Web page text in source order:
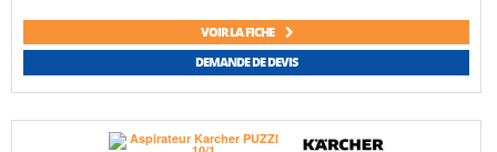
VOIR LA FICHE
DEMANDE DE DEVIS